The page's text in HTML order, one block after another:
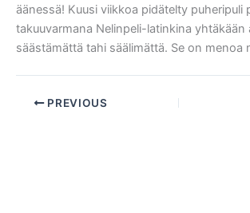
äänessä! Kuusi viikkoa pidätelty puheripuli
takuuvarmana Nelinpeli-latinkina yhtäkään
säästämättä tahi säälimättä. Se on menoa
PREVIOUS